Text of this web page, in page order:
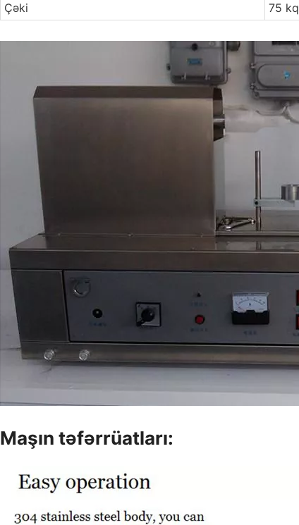
Çəki
75 kq
Maşın təfərrüatları: